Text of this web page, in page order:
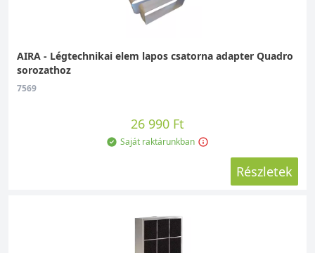
AIRA - Légtechnikai elem lapos csatorna adapter Quadro
sorozathoz
7569
26 990 Ft
Saját raktárunkban
Részletek